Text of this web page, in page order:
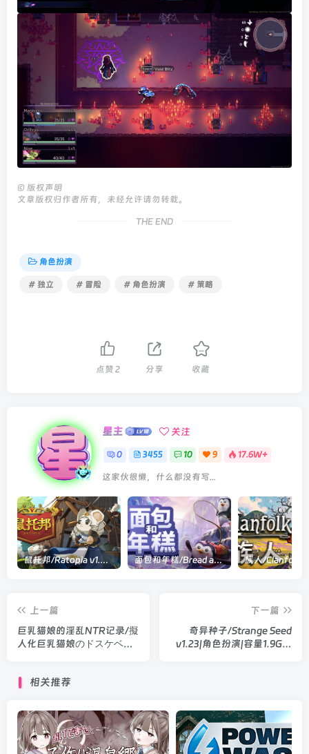
© 版权声明
文章版权归作者所有，未经允许请勿转载。
THE END
角色扮演
# 独立 # 冒险 # 角色扮演 # 策略
点赞 2 分享 收藏
星主 关注
0 3455 10 9 17.6W+
这家伙很懒，什么都没有写...
鼠托邦/Ratopia v1.0.0530|策略模拟|容量2.9GB|官方中文版 面包和年糕/Bread and Fred Build.21411256|动作冒险|容量1.1GB|官方中文版
上一篇
巨乳猫娘的淫乱NTR记录/擬
人化巨乳猫娘のドスケベ寝
下一篇
奇异种子/Strange Seed
v1.23|角色扮演|容量1.9GB|
相关推荐